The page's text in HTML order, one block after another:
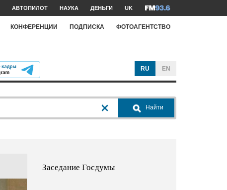
АВТОПИЛОТ НАУКА ДЕНЬГИ UK
КОНФЕРЕНЦИИ ПОДПИСКА ФОТОАГЕНТСТВО
RU EN
Найти
Заседание Госдумы